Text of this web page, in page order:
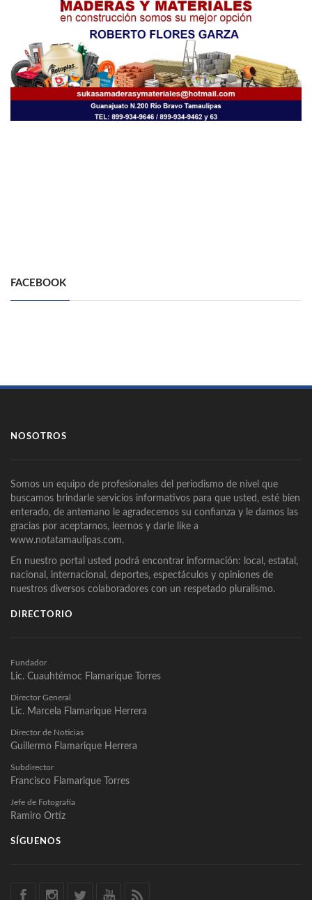
FACEBOOK
NOSOTROS
Somos un equipo de profesionales del periodismo de nivel que
buscamos brindarle servicios informativos para que usted, esté bien
enterado, de antemano le agradecemos su confianza y le damos las
gracias por aceptarnos, leernos y darle like a
www.notatamaulipas.com.
En nuestro portal usted podrá encontrar información: local, estatal,
nacional, internacional, deportes, espectáculos y opiniones de
nuestros diversos colaboradores con un respetado pluralismo.
DIRECTORIO
Fundador
Lic. Cuauhtémoc Flamarique Torres
Director General
Lic. Marcela Flamarique Herrera
Director de Noticias
Guillermo Flamarique Herrera
Subdirector
Francisco Flamarique Torres
Jefe de Fotografía
Ramiro Ortíz
SÍGUENOS